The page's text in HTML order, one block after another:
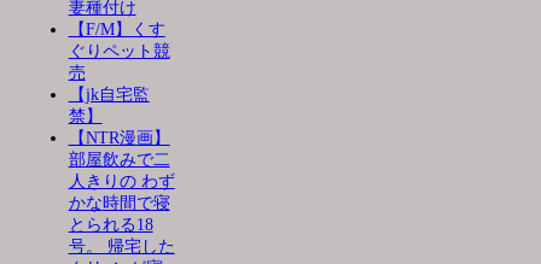
妻種付け
【F/M】くす
ぐりペット競
売
【jk自宅監
禁】
【NTR漫画】
部屋飲みで二
人きりの わず
かな時間で寝
とられる18
号。 帰宅した